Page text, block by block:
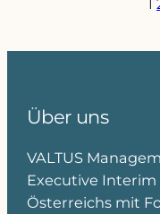
Über uns
VALTUS
Executive
Österreichs mit